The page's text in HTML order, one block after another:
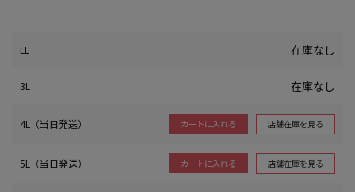
LL 在庫なし
3L 在庫なし
4L（当日発送） カートに入れる 店舗在庫を見る
5L（当日発送） カートに入れる 店舗在庫を見る